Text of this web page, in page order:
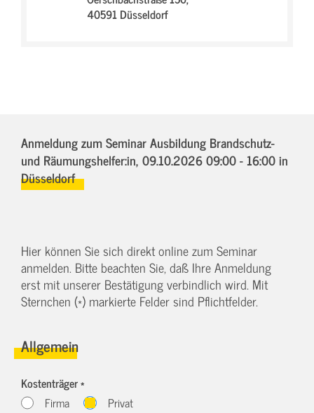
40591 Düsseldorf
Anmeldung zum Seminar Ausbildung Brandschutz-
und Räumungshelfer:in, 09.10.2026 09:00 - 16:00in
Düsseldorf
Hier können Sie sich direkt online zum Seminar
anmelden. Bitte beachten Sie, daß Ihre Anmeldung
erst mit unserer Bestätigung verbindlich wird. Mit
Sternchen (*) markierte Felder sind Pflichtfelder.
Allgemein
Kostenträger *
Firma
Privat